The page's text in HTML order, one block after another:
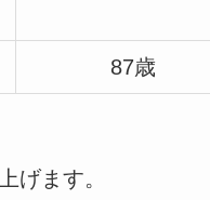
87歳
げます。